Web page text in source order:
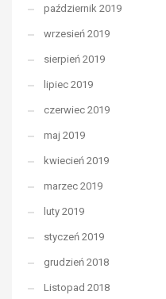
październik 2019
wrzesień 2019
sierpień 2019
lipiec 2019
czerwiec 2019
maj 2019
kwiecień 2019
marzec 2019
luty 2019
styczeń 2019
grudzień 2018
Listopad 2018